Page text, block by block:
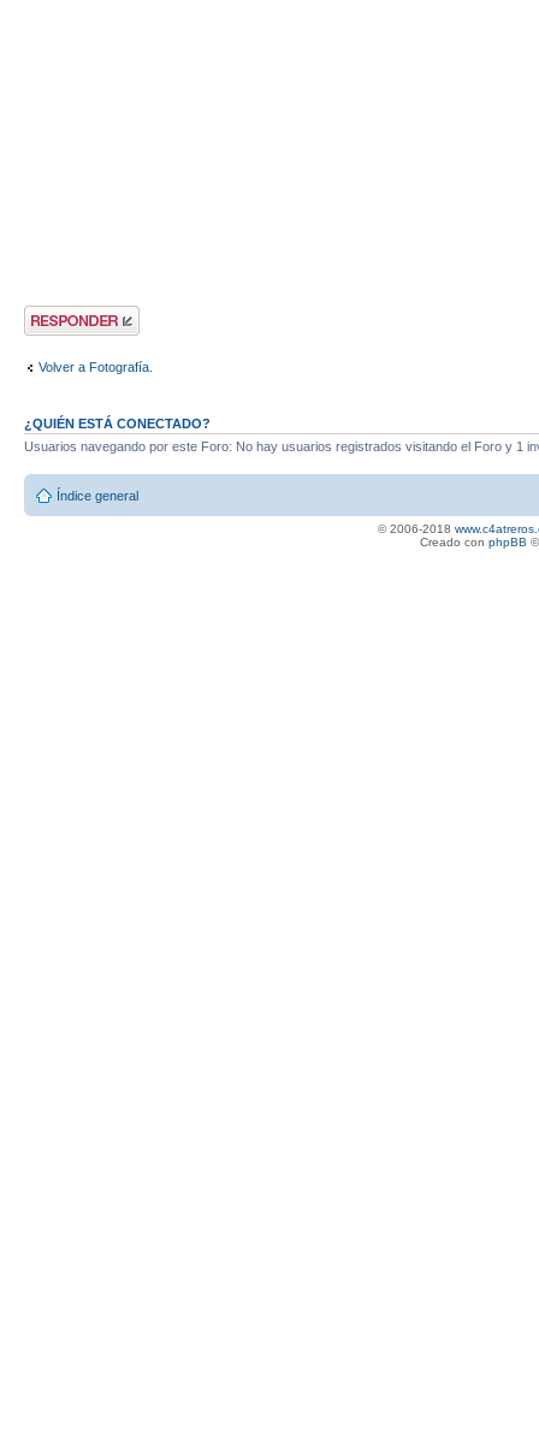
Publicar una
respuesta
Volver a Fotografía.
¿QUIÉN ESTÁ CONECTADO?
Usuarios navegando por este Foro: No hay usuarios registrados visitando el Foro y 1
Índice general
© 2006-2018
Creado con phpBB